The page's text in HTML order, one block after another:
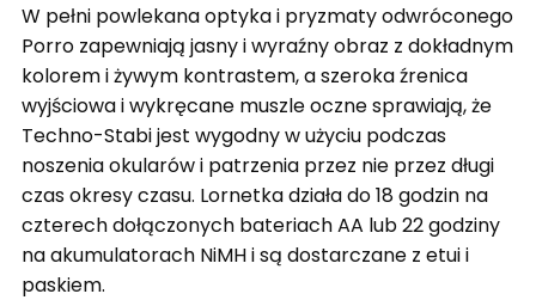
W pełni powlekana optyka i pryzmaty odwróconego
Porro zapewniają jasny i wyraźny obraz z dokładnym
kolorem i żywym kontrastem, a szeroka źrenica
wyjściowa i wykręcane muszle oczne sprawiają, że
Techno-Stabi jest wygodny w użyciu podczas
noszenia okularów i patrzenia przez nie przez długi
czas okresy czasu. Lornetka działa do 18 godzin na
czterech dołączonych bateriach AA lub 22 godziny
na akumulatorach NiMH i są dostarczane z etui i
paskiem.